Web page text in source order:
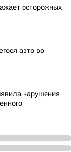
осторожных
авто во
нарушения